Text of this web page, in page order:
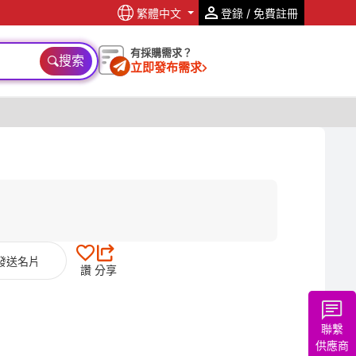
繁體中文 登錄 / 免費註冊
搜索 有採購需求？
立即發布需求
聯繫
供應商
送名片
讚 分享